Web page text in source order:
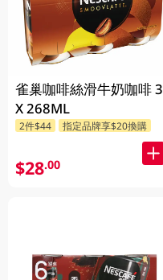
雀巢咖啡絲滑牛奶咖啡 3
X 268ML
2件$44 指定品牌享$20換購
$28.00